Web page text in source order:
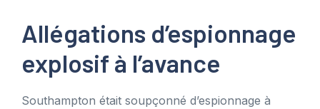
Allégations d’espionnage
explosif à l’avance
Southampton était soupçonné d’espionnage à